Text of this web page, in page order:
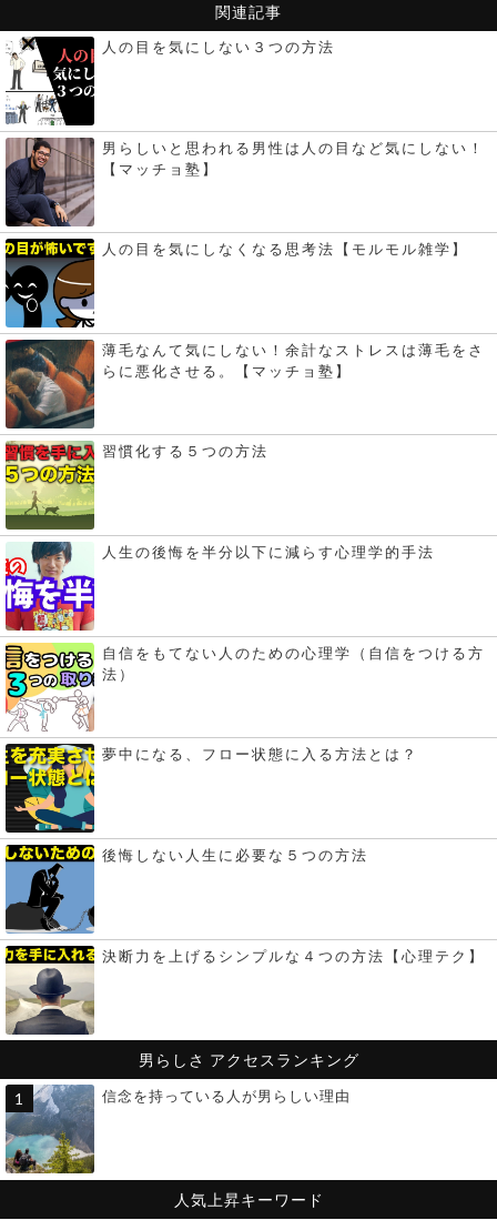
関連記事
人の目を気にしない３つの方法
男らしいと思われる男性は人の目など気にしない！
【マッチョ塾】
人の目を気にしなくなる思考法【モルモル雑学】
薄毛なんて気にしない！余計なストレスは薄毛をさ
らに悪化させる。【マッチョ塾】
習慣化する５つの方法
人生の後悔を半分以下に減らす心理学的手法
自信をもてない人のための心理学（自信をつける方
法）
夢中になる、フロー状態に入る方法とは？
後悔しない人生に必要な５つの方法
決断力を上げるシンプルな４つの方法【心理テク】
男らしさ アクセスランキング
信念を持っている人が男らしい理由
人気上昇キーワード